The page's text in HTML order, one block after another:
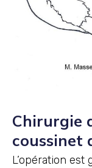
Chirurgie
coussinet
L’opération est